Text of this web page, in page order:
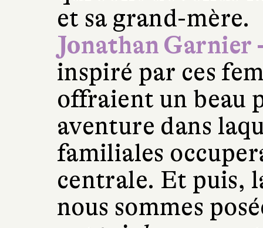
et sa grand-mère.
Jonathan Garnier
inspiré par ces
offraient un beau
aventure dans
familiales
centrale. Et puis,
nous sommes